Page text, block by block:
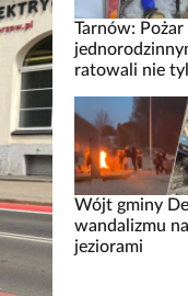
Tarnów:
ratowali nie
Wójt gminy
wandalizmu
jeziorami